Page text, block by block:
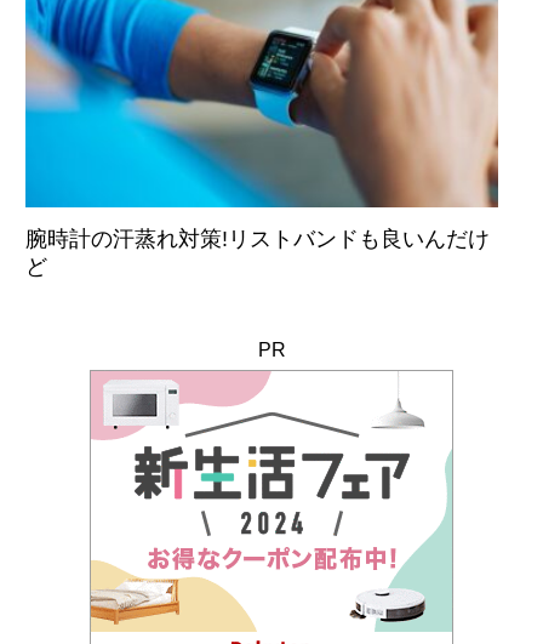
腕時計の汗蒸れ対策!リストバンドも良いんだけ
ど
PR